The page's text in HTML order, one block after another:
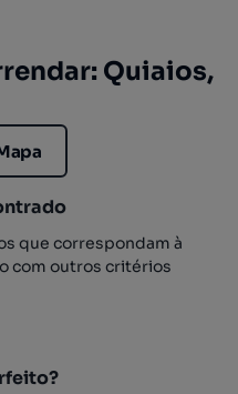
Quiaios,
que correspondam à
com outros critérios